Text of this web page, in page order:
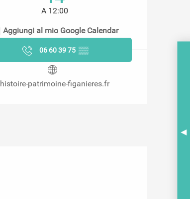
A 12:00
Aggiungi al mio Google Calendar
06 60 39 75 ▒▒
histoire-patrimoine-figanieres.fr